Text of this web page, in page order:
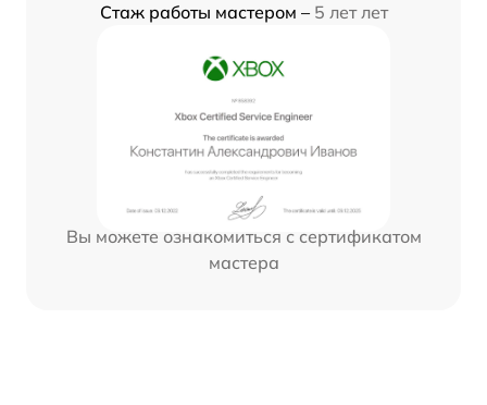
Стаж работы мастером – 5 лет лет
Вы можете ознакомиться с сертификатом
мастера